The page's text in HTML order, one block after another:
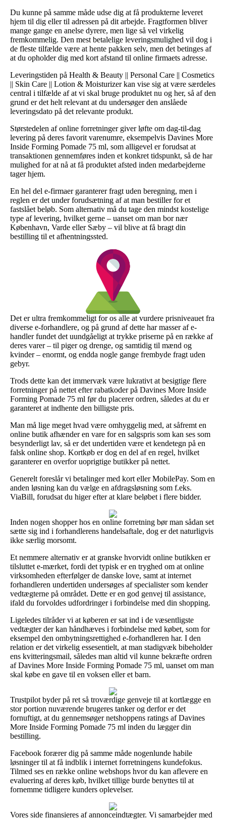
Du kunne på samme måde udse dig at få produkterne leveret
hjem til dig eller til adressen på dit arbejde. Fragtformen bliver
mange gange en anelse dyrere, men lige så vel virkelig
fremkommelig. Den mest betalelige leveringsmulighed vil dog i
de fleste tilfælde være at hente pakken selv, men det betinges af
at du opholder dig med kort afstand til online firmaets adresse.
Leveringstiden på Health & Beauty || Personal Care || Cosmetics
|| Skin Care || Lotion & Moisturizer kan vise sig at være særdeles
central i tilfælde af at vi skal bruge produktet nu og her, så af den
grund er det helt relevant at du undersøger den anslåede
leveringsdato på det relevante produkt.
Størstedelen af online forretninger giver løfte om dag-til-dag
levering på deres favorit varenumre, eksempelvis Davines More
Inside Forming Pomade 75 ml, som alligevel er forudsat at
transaktionen gennemføres inden et konkret tidspunkt, så de har
mulighed for at nå at få produktet afsted inden medarbejderne
tager hjem.
En hel del e-firmaer garanterer fragt uden beregning, men i
reglen er det under forudsætning af at man bestiller for et
fastslået beløb. Som alternativ må du tage den mindst kostelige
type af levering, hvilket gerne – uanset om man bor nær
København, Varde eller Sæby – vil blive at få bragt din
bestilling til et afhentningssted.
Det er ultra fremkommeligt for os alle at vurdere prisniveauet fra
diverse e-forhandlere, og på grund af dette har masser af e-
handler fundet det uundgåeligt at trykke priserne på en række af
deres varer – til piger og drenge, og samtidig til mænd og
kvinder – enormt, og endda nogle gange frembyde fragt uden
gebyr.
Trods dette kan det immervæk være lukrativt at besigtige flere
forretninger på nettet efter rabatkoder på Davines More Inside
Forming Pomade 75 ml før du placerer ordren, således at du er
garanteret at indhente den billigste pris.
Man må lige meget hvad være omhyggelig med, at såfremt en
online butik afhænder en vare for en salgspris som kan ses som
besynderligt lav, så er det undertiden være et kendetegn på en
falsk online shop. Kortkøb er dog en del af en regel, hvilket
garanterer en overfor uoprigtige butikker på nettet.
Generelt foreslår vi betalinger med kort eller MobilePay. Som en
anden løsning kan du vælge en afdragsløsning som f.eks.
ViaBill, forudsat du higer efter at klare beløbet i flere bidder.
Inden nogen shopper hos en online forretning bør man sådan set
sætte sig ind i forhandlerens handelsaftale, dog er det naturligvis
ikke særlig morsomt.
Et nemmere alternativ er at granske hvorvidt online butikken er
tilsluttet e-mærket, fordi det typisk er en tryghed om at online
virksomheden efterfølger de danske love, samt at internet
forhandleren undertiden undersøges af specialister som kender
vedtægterne på området. Dette er en god genvej til assistance,
ifald du forvoldes udfordringer i forbindelse med din shopping.
Ligeledes tilråder vi at køberen er sat ind i de væsentligste
vedtægter der kan håndhæves i forbindelse med købet, som for
eksempel den ombytningsrettighed e-forhandleren har. I den
relation er det virkelig essesentielt, at man stadigvæk bibeholder
ens kvitteringsmail, således man altid vil kunne bekræfte ordren
af Davines More Inside Forming Pomade 75 ml, uanset om man
skal købe en gave til en voksen eller et barn.
Trustpilot byder på ret så troværdige genveje til at kortlægge en
stor portion nuværende brugeres tanker og derfor er det
fornuftigt, at du gennemsøger netshoppens ratings af Davines
More Inside Forming Pomade 75 ml inden du lægger din
bestilling.
Facebook forærer dig på samme måde nogenlunde habile
løsninger til at få indblik i internet forretningens kundefokus.
Tilmed ses en række online webshops hvor du kan aflevere en
evaluering af deres køb, hvilket tillige burde benyttes til at
fornemme tidligere kunders oplevelser.
Vores side finansieres af annonceindtægter. Vi samarbejder med